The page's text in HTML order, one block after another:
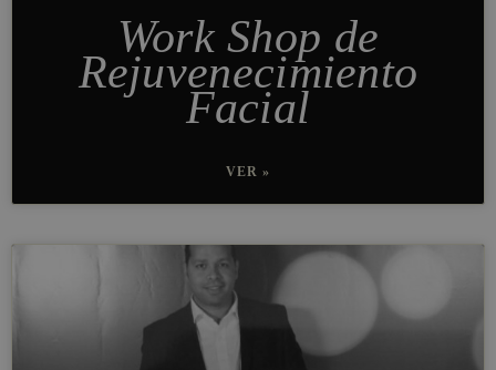
Work Shop de
Rejuvenecimiento
Facial
VER »